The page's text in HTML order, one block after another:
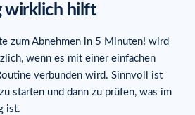
wirklich hilft
zum Abnehmen in 5 Minuten! wird
wenn es mit einer einfachen
verbunden wird. Sinnvoll ist
starten und dann zu prüfen, was im
ist.